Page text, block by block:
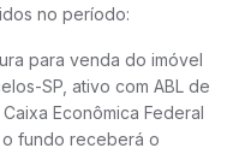
no período:
para venda do imóvel
SP, ativo com ABL de
Econômica Federal
fundo receberá o